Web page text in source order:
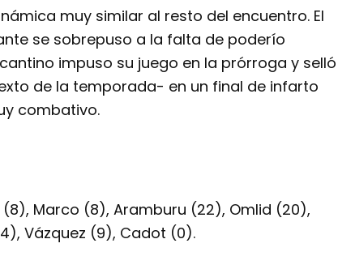
muy similar al resto del encuentro. El
se sobrepuso a la falta de poderío
impuso su juego en la prórroga y selló
de la temporada- en un final de infarto
combativo.
Marco (8), Aramburu (22), Omlid (20),
Vázquez (9), Cadot (0).